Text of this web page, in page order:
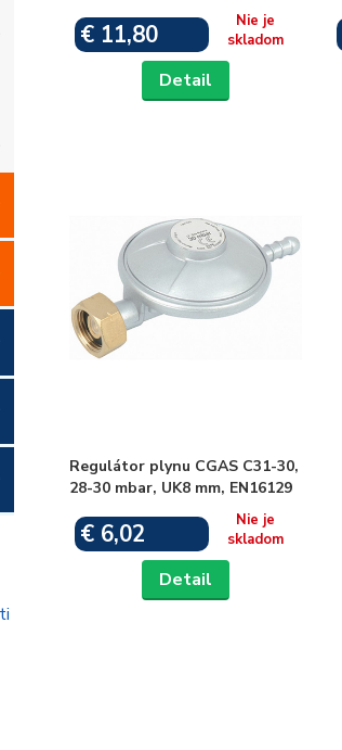
€ 11,80
Nie je
skladom
Detail
Regulátor plynu CGAS C31-30,
28-30 mbar, UK8 mm, EN16129
€ 6,02
Nie je
skladom
Detail